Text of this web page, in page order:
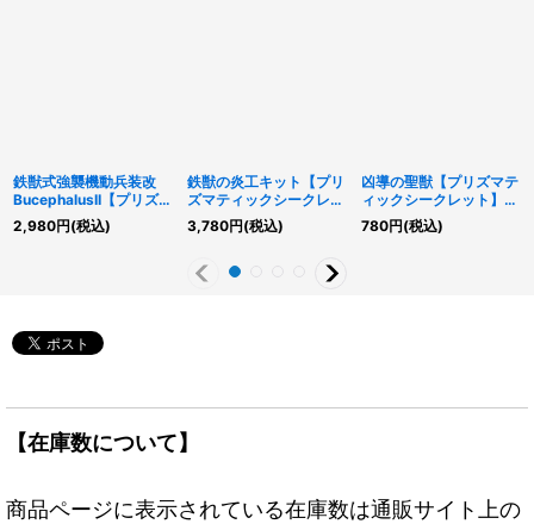
鉄獣式強襲機動兵装改
BucephalusII【プリズマ
ティックシークレット】
{PHHY-JP048}《リン
2,980円(税込)
鉄獣の炎工キット【プリ
ズマティックシークレッ
ト】{BPRO-JP025}
《モンスター》
3,780円(税込)
凶導の聖獣【プリズマテ
ィックシークレット】
{DOOD-JP078}《罠》
780円(税込)
【在庫数について】
商品ページに表示されている在庫数は通販サイト上の